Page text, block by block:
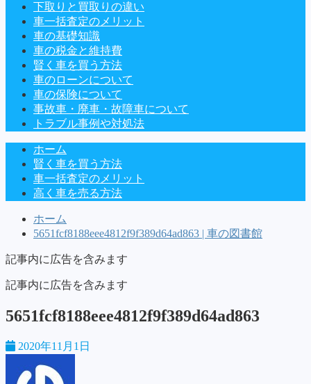
下取りと買取りの違い
車一括査定のメリット
車の基礎知識
車の税金と維持費
賢く車を買う方法
車のローンについて
車の保険について
事故車・廃車・故障車について
トラブル事例や対処法
ホーム
賢く車を買う方法
車一括査定のメリット
高く車を売る方法
ホーム
5651fcf8188eee4812f9f389d64ad863 | 車の図書館
記事内に広告を含みます
記事内に広告を含みます
5651fcf8188eee4812f9f389d64ad863
2020年11月1日